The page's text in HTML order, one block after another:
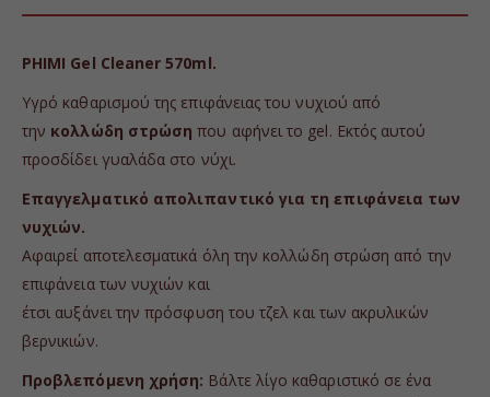
PHIMI Gel Cleaner 570ml.
Υγρό καθαρισμού της επιφάνειας του νυχιού από
την κολλώδη στρώση που αφήνει το gel. Εκτός αυτού
προσδίδει γυαλάδα στο νύχι.
Επαγγελματικό απολιπαντικό για τη επιφάνεια των
νυχιών.
Αφαιρεί αποτελεσματικά όλη την κολλώδη στρώση από την
επιφάνεια των νυχιών και
έτσι αυξάνει την πρόσφυση του τζελ και των ακρυλικών
βερνικιών.
Προβλεπόμενη χρήση: Βάλτε λίγο καθαριστικό σε ένα